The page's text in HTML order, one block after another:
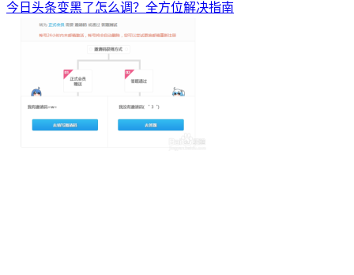
今日头条变黑了怎么调？全方位解决指南